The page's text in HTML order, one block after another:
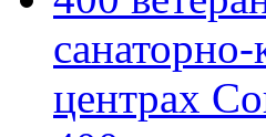
центрах